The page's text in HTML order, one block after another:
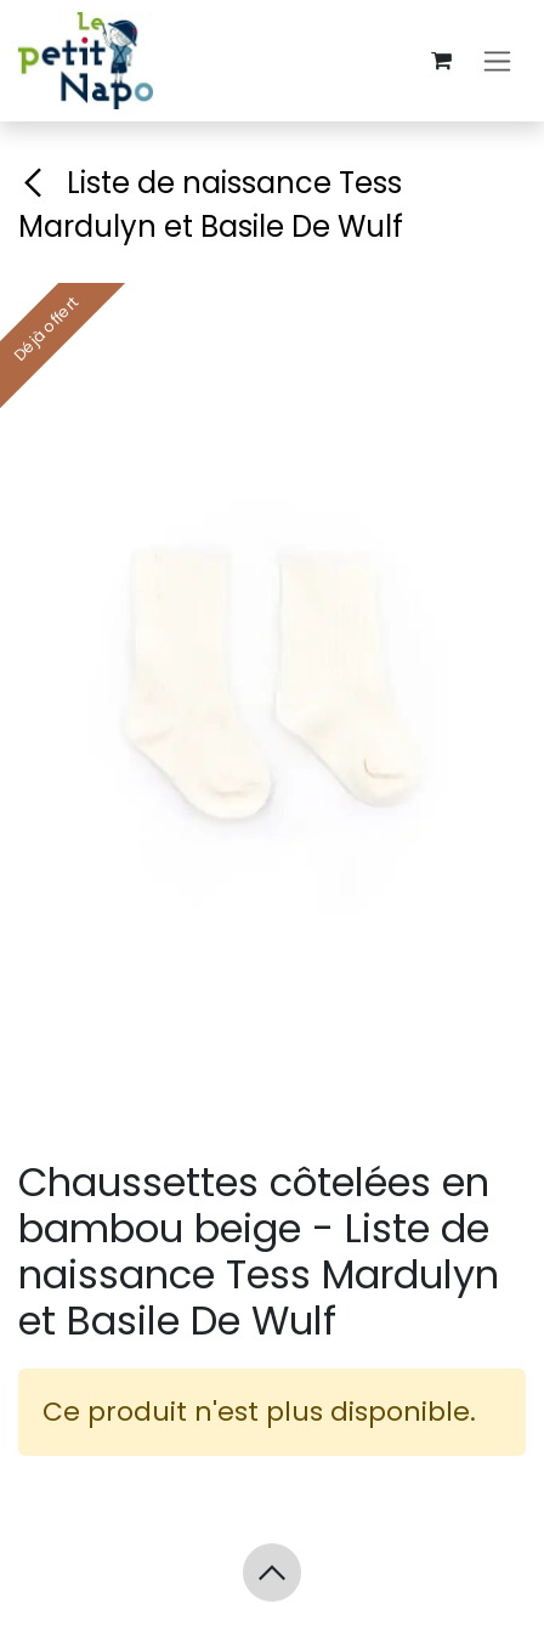
Se rendre au contenu
Liste de naissance Tess
Mardulyn et Basile De Wulf
Déjà offert
Chaussettes côtelées en
bambou beige - Liste de
naissance Tess Mardulyn
et Basile De Wulf
Ce produit n'est plus disponible.